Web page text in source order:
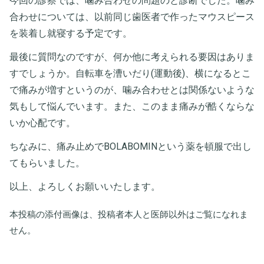
合わせについては、以前同じ歯医者で作ったマウスピース
を装着し就寝する予定です。
最後に質問なのですが、何か他に考えられる要因はありま
すでしょうか。自転車を漕いだり(運動後)、横になるとこ
で痛みが増すというのが、噛み合わせとは関係ないような
気もして悩んでいます。また、このまま痛みが酷くならな
いか心配です。
ちなみに、痛み止めでBOLABOMINという薬を頓服で出し
てもらいました。
以上、よろしくお願いいたします。
本投稿の添付画像は、投稿者本人と医師以外はご覧になれま
せん。